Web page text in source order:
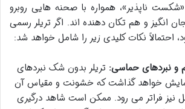
«شکست ناپذیر»، همواره با صحنه هایی روبرو
انگیز و هم تکان دهنده اند. اگر تریلر رسمی
نکات کلیدی زیر را شامل خواهد شد:
نبردهای حماسی: تریلر بدون شک نبردهای
خواهد گذاشت که خشونت و مقیاس آن
نیز فراتر می رود. ممکن است شاهد درگیری